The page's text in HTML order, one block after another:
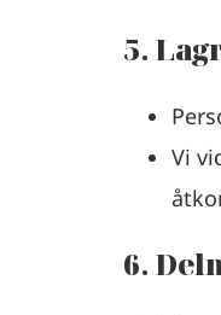
5.
Vi
6.